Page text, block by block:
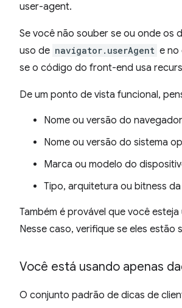
user-agent.
Se você não souber se ou onde
uso de navigator.userAgent e no
se o código do front-end usa
De um ponto de vista funcional,
Nome ou versão do navegador
Nome ou versão do sistema
Marca ou modelo do
Tipo, arquitetura ou bitness
Também é provável que você
Nesse caso, verifique se eles
Você está usando apenas
O conjunto padrão de dicas de